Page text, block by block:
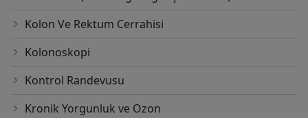
Kolon Ve Rektum Cerrahisi
Kolonoskopi
Kontrol Randevusu
Kronik Yorgunluk ve Ozon